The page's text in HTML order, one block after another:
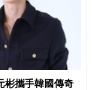
彬攜手韓國傳奇